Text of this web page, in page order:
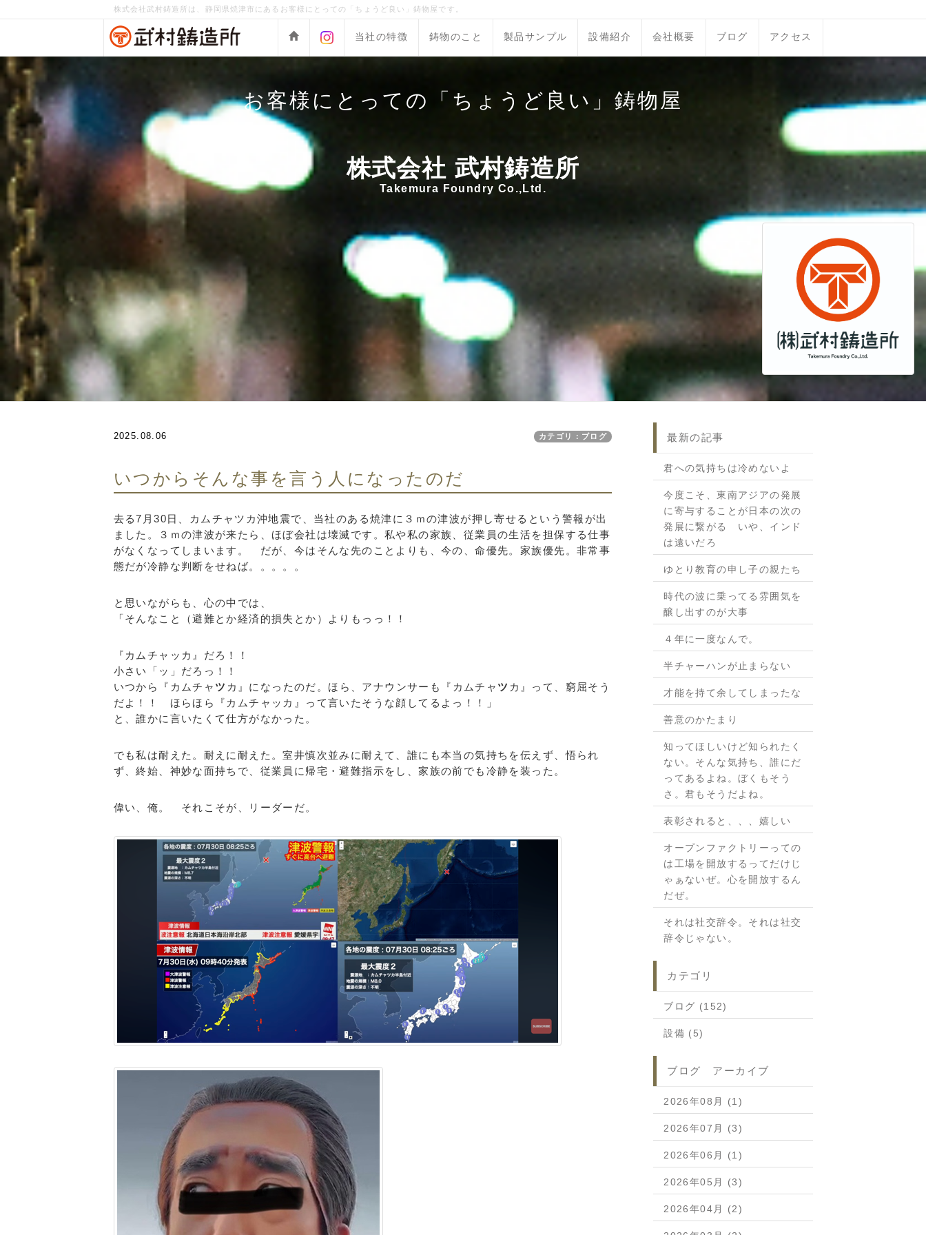
株式会社武村鋳造所は、静岡県焼津市にあるお客様にとっての「ちょうど良い」鋳物屋です。
当社の特徴 鋳物のこと 製品サンプル 設備紹介 会社概要 ブログ アクセス
お客様にとっての「ちょうど良い」鋳物屋
株式会社 武村鋳造所
Takemura Foundry Co.,Ltd.
2025.08.06 カテゴリ：ブログ
いつからそんな事を言う人になったのだ
去る7月30日、カムチャツカ沖地震で、当社のある焼津に３ｍの津波が押し寄せるという警報が出
ました。３ｍの津波が来たら、ほぼ会社は壊滅です。私や私の家族、従業員の生活を担保する仕事
がなくなってしまいます。 だが、今はそんな先のことよりも、今の、命優先。家族優先。非常事
態だが冷静な判断をせねば。。。。。
と思いながらも、心の中では、
「そんなこと（避難とか経済的損失とか）よりもっっ！！
『カムチャッカ』だろ！！
小さい「ッ」だろっ！！
いつから『カムチャ ツ カ』になったのだ。ほら、アナウンサーも『カムチャ ツ カ』って、窮屈そう
だよ！！ ほらほら『カムチャッカ』って言いたそうな顔してるよっ！！」
と、誰かに言いたくて仕方がなかった。
でも私は耐えた。耐えに耐えた。室井慎次並みに耐えて、誰にも本当の気持ちを伝えず、悟られ
ず、終始、神妙な面持ちで、従業員に帰宅・避難指示をし、家族の前でも冷静を装った。
偉い、俺。 それこそが、リーダーだ。
最新の記事
君への気持ちは冷めないよ
今度こそ、東南アジアの発展
に寄与することが日本の次の
発展に繋がる いや、インド
は遠いだろ
ゆとり教育の申し子の親たち
時代の波に乗ってる雰囲気を
醸し出すのが大事
４年に一度なんで。
半チャーハンが止まらない
才能を持て余してしまったな
善意のかたまり
知ってほしいけど知られたく
ない。そんな気持ち、誰にだ
ってあるよね。ぼくもそう
さ。君もそうだよね。
表彰されると、、、嬉しい
オープンファクトリーっての
は工場を開放するってだけじ
ゃぁないぜ。心を開放するん
だぜ。
それは社交辞令。それは社交
辞令じゃない。
カテゴリ
ブログ (152)
設備 (5)
ブログ アーカイブ
2026年08月 (1)
2026年07月 (3)
2026年06月 (1)
2026年05月 (3)
2026年04月 (2)